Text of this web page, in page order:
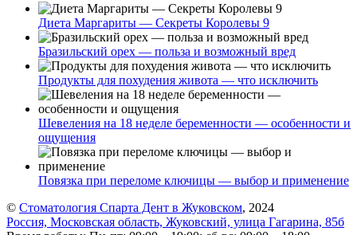
Диета Маргариты — Секреты Королевы 9
Бразильский орех — польза и возможный вред
Продукты для похудения живота — что исключить
Шевеления на 18 неделе беременности — особенности и
ощущения
Повязка при переломе ключицы — выбор и применение
© Стоматология Спарта Дент в Жуковском, 2024
Россия, Московская область, Жуковский, улица Гагарина, 85б